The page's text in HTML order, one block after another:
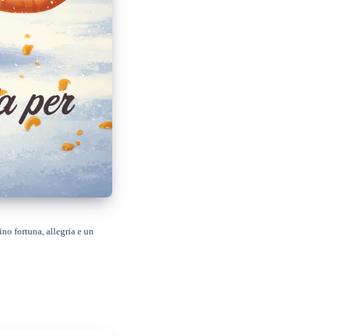
fortuna, allegria e un